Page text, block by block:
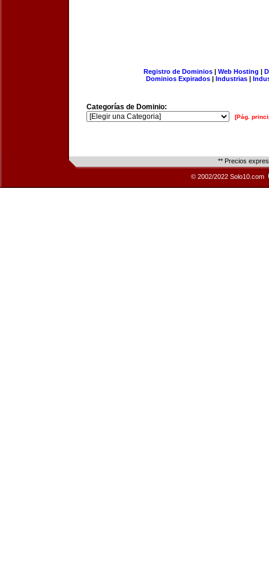
Registro de Dominios| Web Hosting |
Dominios Expirados | Industrias |
Categorías de Dominio:
[Pág.
** Precios
© 2002/2022 Solo10.com